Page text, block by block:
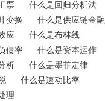
票
什么是回归分析法
变换
什么是供应链金融
应
什么是布林线
债率
什么是资本运作
析
什么是墨菲定律
什么是速动比率
理